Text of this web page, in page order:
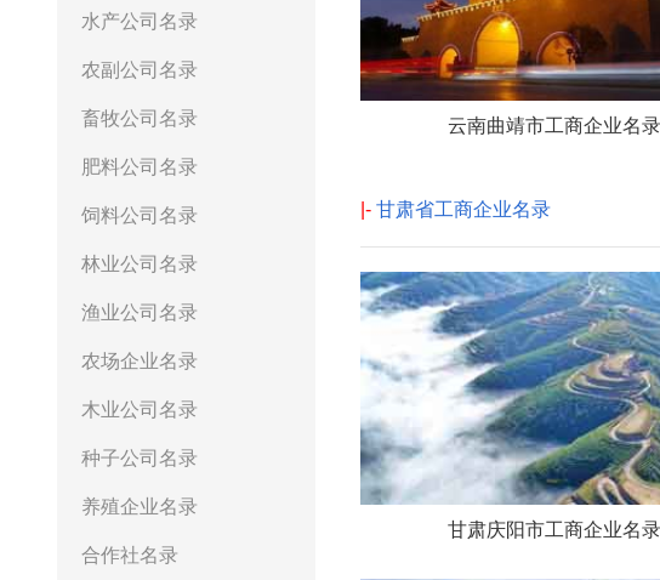
水产公司名录
农副公司名录
畜牧公司名录
肥料公司名录
饲料公司名录
林业公司名录
渔业公司名录
农场企业名录
木业公司名录
种子公司名录
养殖企业名录
合作社名录
云南曲靖市工商企业名录
|- 甘肃省工商企业名录
甘肃庆阳市工商企业名录